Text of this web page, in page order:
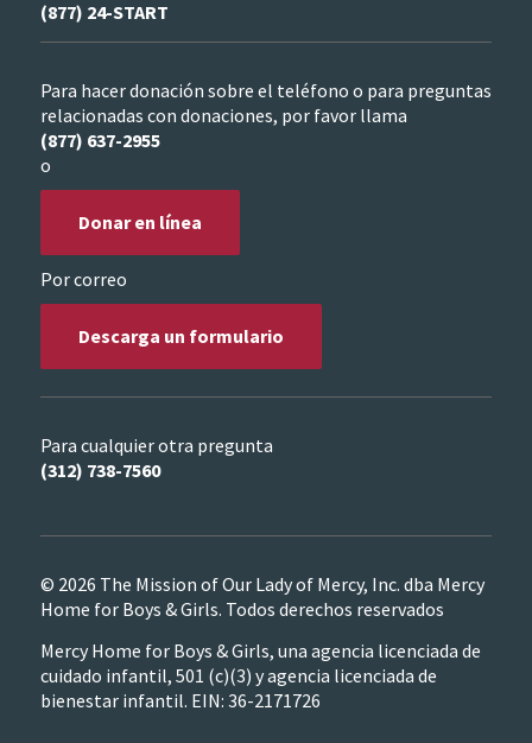
(877) 24-START
Para hacer donación sobre el teléfono o para preguntas
relacionadas con donaciones, por favor llama
(877) 637-2955
o
Donar en línea
Por correo
Descarga un formulario
Para cualquier otra pregunta
(312) 738-7560
© 2026 The Mission of Our Lady of Mercy, Inc. dba Mercy
Home for Boys & Girls. Todos derechos reservados
Mercy Home for Boys & Girls, una agencia licenciada de
cuidado infantil, 501 (c)(3) y agencia licenciada de
bienestar infantil. EIN: 36-2171726